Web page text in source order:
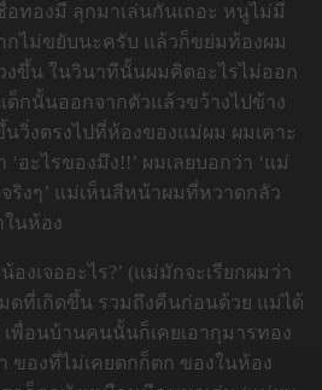
ทองมี ลุกมาเล่นกันเถอะ หนูไม่มี
กไม่ขยับนะครับ แล้วก็ขย่มท้องผม
งขึ้น ในวินาทีนั้นผมคิดอะไรไม่ออก
ด็กนั้นออกจากตัวแล้วขว้างไปข้าง
นวิ่งตรงไปที่ห้องของแม่ผม ผมเคาะ
อะไรของมึง!!’ ผมเลยบอกว่า ‘แม่
งๆ’ แม่เห็นสีหน้าผมที่หวาดกลัว
ในห้อง
องเจออะไร?’ (แม่มักจะเรียกผมว่า
ดที่เกิดขึ้น รวมถึงคืนก่อนด้วย แม่ได้
พื่อนบ้านคนนั้นก็เคยเอากุมารทอง
ของที่ไม่เคยตกก็ตก ของในห้อง